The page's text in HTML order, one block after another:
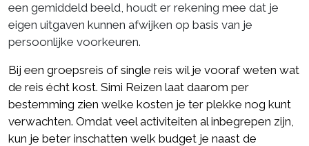
een gemiddeld beeld, houdt er rekening mee dat je
eigen uitgaven kunnen afwijken op basis van je
persoonlijke voorkeuren.
Bij een groepsreis ofsingle reis wil je vooraf weten wat
de reis écht kost. Simi Reizen laat daarom per
bestemming zien welke kosten je ter plekke nog kunt
verwachten. Omdat veel activiteiten al inbegrepen zijn,
kun je beter inschatten welk budget je naast de